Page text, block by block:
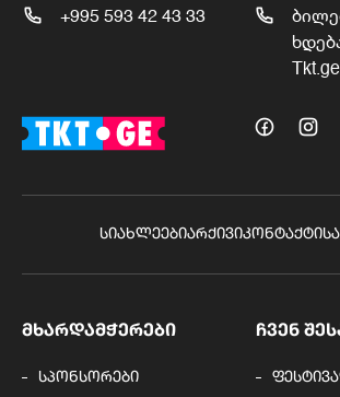
+995 593 42 43 33
Tkt.ge
ᲡᲘᲐᲮᲚᲔᲔᲑᲘᲐᲠᲥᲘᲕᲘᲙᲝᲜᲢᲐᲥᲢᲘ
ᲛᲮᲐᲠᲓᲐᲛᲭᲔᲠᲔᲑᲘ
სპონსორები
ᲩᲕᲔᲜ